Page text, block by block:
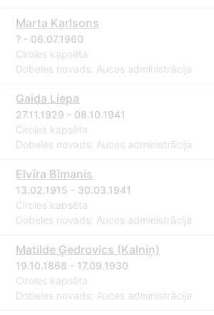
Marta Karlsons
? - 06.07.1960
Ciroles kapsēta
Dobeles novads: Auces administrācija
Gaida Liepa
27.11.1929 - 08.10.1941
Ciroles kapsēta
Dobeles novads: Auces administrācija
Elvīra Bīmanis
13.02.1915 - 30.03.1941
Ciroles kapsēta
Dobeles novads: Auces administrācija
Matilde Ģedrovics (Kalniņ)
19.10.1868 - 17.09.1930
Ciroles kapsēta
Dobeles novads: Auces administrācija